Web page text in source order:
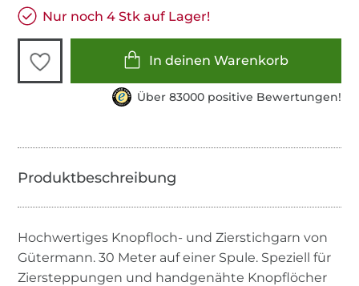
Nur noch 4 Stk auf Lager!
In deinen Warenkorb
Über 83000 positive Bewertungen!
Hochwertiges Knopfloch- und Zierstichgarn von
Gütermann. 30 Meter auf einer Spule. Speziell für
Ziersteppungen und handgenähte Knopflöcher